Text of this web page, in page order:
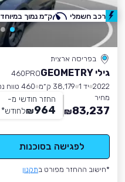
בפריסה ארצית
גילי GEOMETRY
460PRO
2022 יד 1 38,179 ק״מ
460 טווח נסיעה
מחיר
83,237
₪
החזר חודשי מ-
964
₪לחודש*
לפגישה בסוכנות
*חישוב ההחזר מפורט בתקנון
רכב חשמלי ק״מ נמוך במיוחד